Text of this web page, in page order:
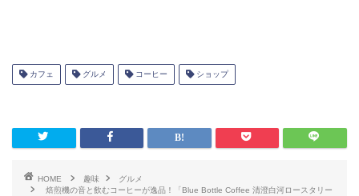
カフェ グルメ コーヒー ショップ
HOME 趣味
グルメ
焙煎機の音と飲むコーヒーが逸品！「Blue Bottle Coffee 清澄白河ロースタリー